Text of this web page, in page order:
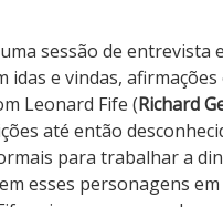
sessão de entrevista
idas e vindas,
Leonard Fife (Richard
até então
para trabalhar a
esses personagens